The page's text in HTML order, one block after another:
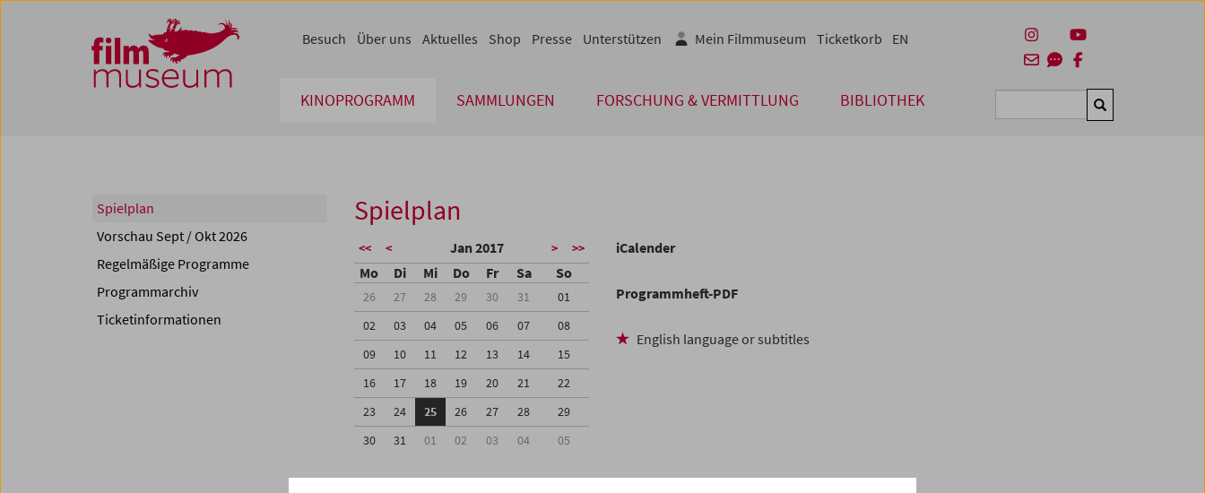
Zum Inhalt
Zum Hauptmenü
Zur Servicenavigation
Zum Suche
KINOPROGRAMM SAMMLUNGEN FORSCHUNG & VERMITTLUNG BIBLIOTHEK Suchen
Besuch Über uns Aktuelles Shop Presse Unterstützen Mein Filmmuseum Ticketkorb EN
Spielplan
Vorschau Sept / Okt 2026
Regelmäßige Programme
Programmarchiv
Ticketinformationen
Spielplan
<< < Jan 2017 > >>
Mo Di Mi Do Fr Sa So
26 27 28 29 30 31
01
02
03 04 05 06 07
08
09
10 11 12 13 14
15
16
17 18 19 20 21
22
23
24 25 26 27 28
29
30
31 01 02 03 04 05
iCalender
Programmheft-PDF
English language or subtitles